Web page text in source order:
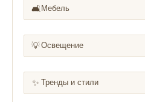
🛋️ Мебель
💡Освещение
✨ Тренды и стили